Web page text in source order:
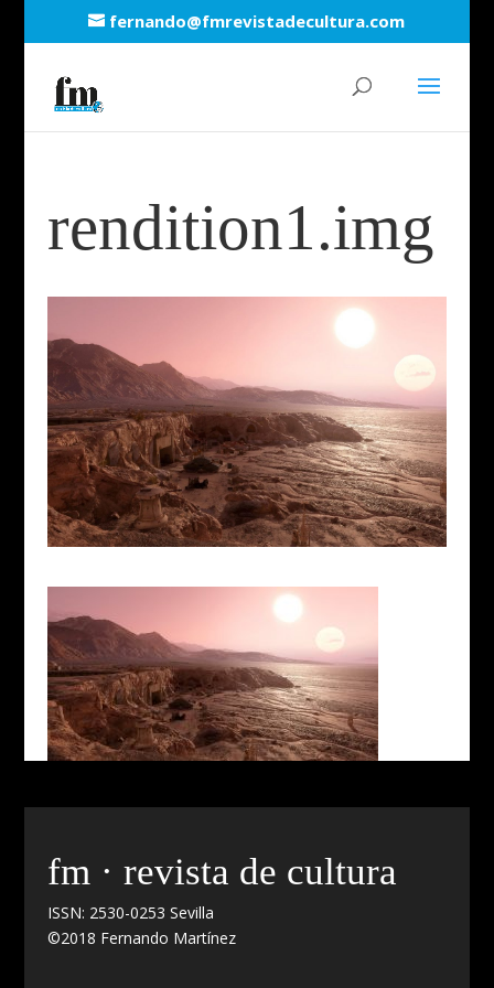
fernando@fmrevistadecultura.com
rendition1.img
fm · revista de cultura
ISSN: 2530-0253 Sevilla
©2018 Fernando Martínez